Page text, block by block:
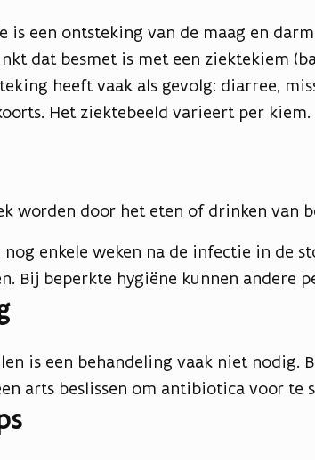
is een ontsteking van de maag en
dat besmet is met een ziektekiem
heeft vaak als gevolg: diarree,
Het ziektebeeld varieert per kiem.
worden door het eten of drinken van
enkele weken na de infectie in de
Bij beperkte hygiëne kunnen andere
is een behandeling vaak niet nodig.
arts beslissen om antibiotica voor te